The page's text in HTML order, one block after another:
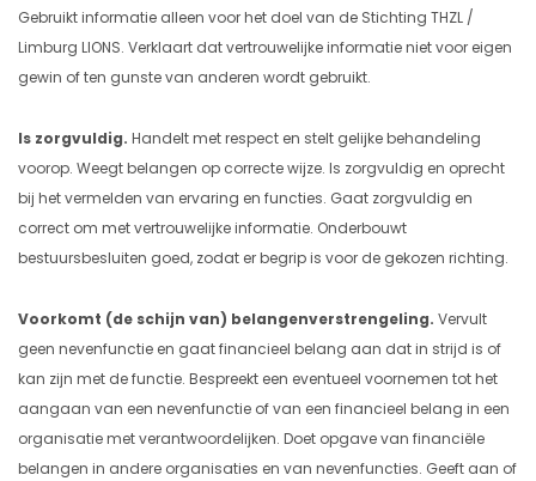
Gebruikt informatie alleen voor het doel van de Stichting THZL /
Limburg LIONS. Verklaart dat vertrouwelijke informatie niet voor eigen
gewin of ten gunste van anderen wordt gebruikt.
Is zorgvuldig. Handelt met respect en stelt gelijke behandeling
voorop. Weegt belangen op correcte wijze. Is zorgvuldig en oprecht
bij het vermelden van ervaring en functies. Gaat zorgvuldig en
correct om met vertrouwelijke informatie. Onderbouwt
bestuursbesluiten goed, zodat er begrip is voor de gekozen richting.
Voorkomt (de schijn van) belangenverstrengeling. Vervult
geen nevenfunctie en gaat financieel belang aan dat in strijd is of
kan zijn met de functie. Bespreekt een eventueel voornemen tot het
aangaan van een nevenfunctie of van een financieel belang in een
organisatie met verantwoordelijken. Doet opgave van financiële
belangen in andere organisaties en van nevenfuncties. Geeft aan of